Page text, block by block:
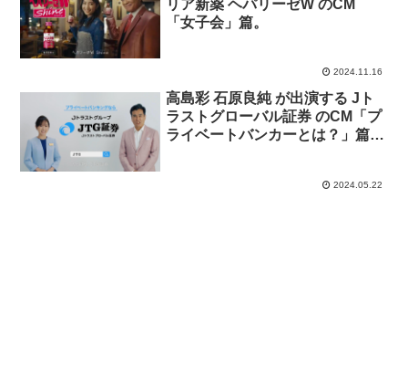
リア新薬 ヘパリーゼW のCM
「女子会」篇。
2024.11.16
高島彩 石原良純 が出演する Jト
ラストグローバル証券 のCM「プ
ライベートバンカーとは？」篇
2024.05.22